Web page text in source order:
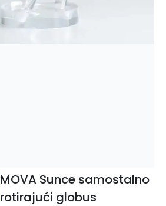
MOVA Sunce samostalno
rotirajući globus